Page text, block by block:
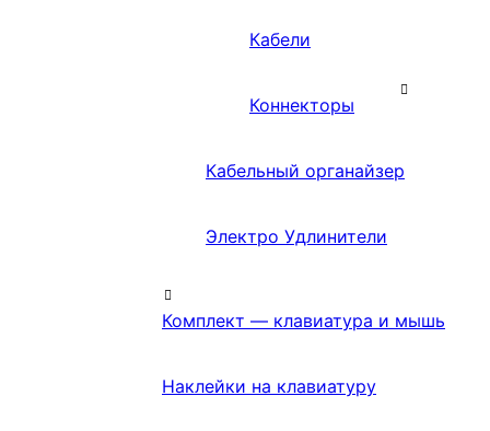
Кабели
Коннекторы
Кабельный органайзер
Электро Удлинители
Комплект — клавиатура и мышь
Наклейки на клавиатуру